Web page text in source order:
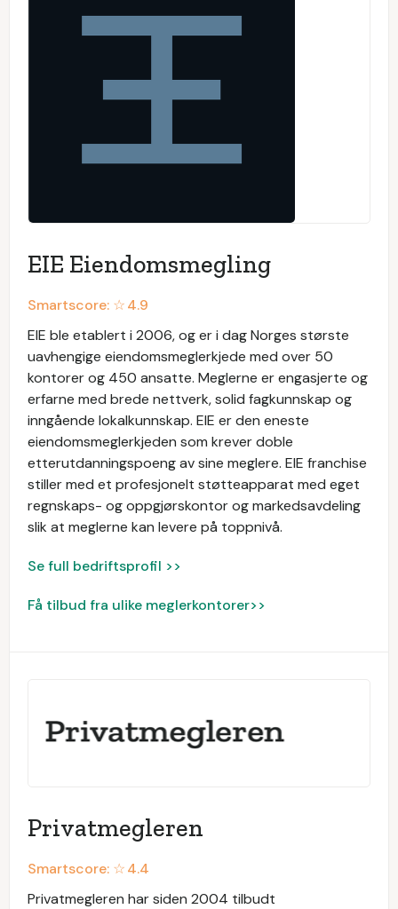
EIE Eiendomsmegling
Smartscore: ☆4.9
EIE ble etablert i 2006, og er i dag Norges største
uavhengige eiendomsmeglerkjede med over 50
kontorer og 450 ansatte. Meglerne er engasjerte og
erfarne med brede nettverk, solid fagkunnskap og
inngående lokalkunnskap. EIE er den eneste
eiendomsmeglerkjeden som krever doble
etterutdanningspoeng av sine meglere. EIE franchise
stiller med et profesjonelt støtteapparat med eget
regnskaps- og oppgjørskontor og markedsavdeling
slik at meglerne kan levere på toppnivå.
Se full bedriftsprofil >>
Få tilbud fra ulike meglerkontorer>>
Privatmegleren
Smartscore: ☆4.4
Privatmegleren har siden 2004 tilbudt